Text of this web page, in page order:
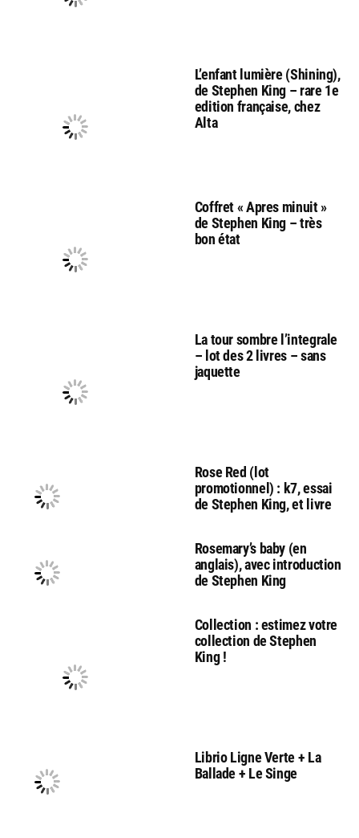
L’enfant lumière (Shining),
de Stephen King – rare 1e
edition française, chez
Alta
Coffret « Apres minuit »
de Stephen King – très
bon état
La tour sombre l’integrale
– lot des 2 livres – sans
jaquette
Rose Red (lot
promotionnel) : k7, essai
de Stephen King, et livre
Rosemary’s baby (en
anglais), avec introduction
de Stephen King
Collection : estimez votre
collection de Stephen
King !
Librio Ligne Verte + La
Ballade + Le Singe